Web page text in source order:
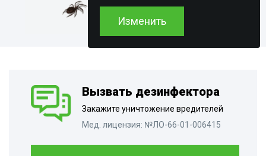
Изменить
Вызвать дезинфектора
Закажите уничтожение вредителей
Мед. лицензия: №ЛО-66-01-006415